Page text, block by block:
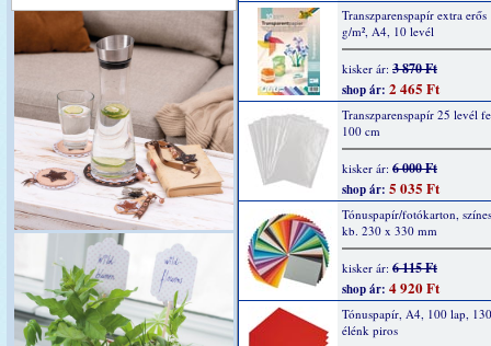
Transzparenspapír extra erős
g/m², A4, 10 levél
kisker ár: 3 870 Ft
shop ár: 2 465 Ft
Transzparenspapír 25 levél
100 cm
kisker ár: 6 000 Ft
shop ár: 5 035 Ft
Tónuspapír/fotókarton,
kb. 230 x 330 mm
kisker ár: 6 115 Ft
shop ár: 4 920 Ft
Tónuspapír, A4, 100 lap,
élénk piros